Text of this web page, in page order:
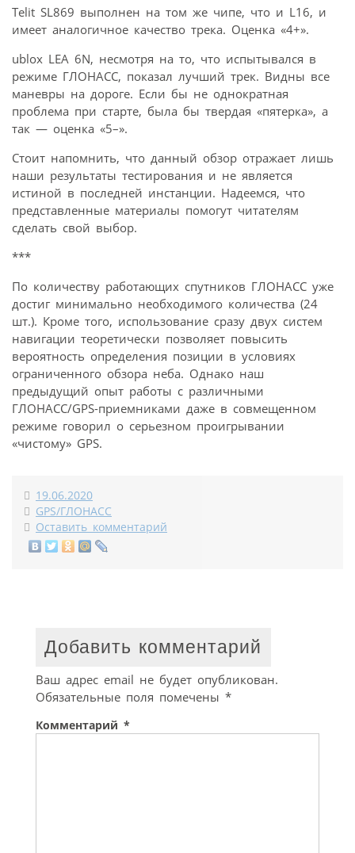
Telit SL869 выполнен на том же чипе, что и L16, и
имеет аналогичное качество трека. Оценка «4+».
ublox LEA 6N, несмотря на то, что испытывался в
режиме ГЛОНАСС, показал лучший трек. Видны все
маневры на дороге. Если бы не однократная
проблема при старте, была бы твердая «пятерка», а
так — оценка «5–».
Стоит напомнить, что данный обзор отражает лишь
наши результаты тестирования и не является
истиной в последней инстанции. Надеемся, что
представленные материалы помогут читателям
сделать свой выбор.
***
По количеству работающих спутников ГЛОНАСС уже
достиг минимально необходимого количества (24
шт.). Кроме того, использование сразу двух систем
навигации теоретически позволяет повысить
вероятность определения позиции в условиях
ограниченного обзора неба. Однако наш
предыдущий опыт работы с различными
ГЛОНАСС/GPS-приемниками даже в совмещенном
режиме говорил о серьезном проигрывании
«чистому» GPS.
19.06.2020
GPS/ГЛОНАСС
Оставить комментарий
Добавить комментарий
Ваш адрес email не будет опубликован.
Обязательные поля помечены *
Комментарий *